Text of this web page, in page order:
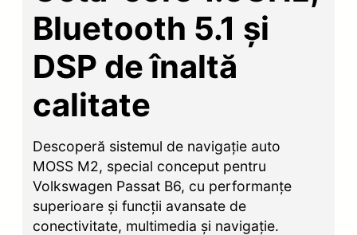
Bluetooth 5.1 și
DSP de înaltă
calitate
Descoperă sistemul de navigație auto
MOSS M2, special conceput pentru
Volkswagen Passat B6, cu performanțe
superioare și funcții avansate de
conectivitate, multimedia și navigație.